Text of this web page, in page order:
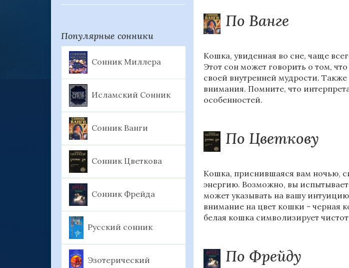
Популярные сонники
Сонник Миллера
Исламский Сонник
Сонник Ванги
Сонник Цветкова
Сонник Фрейда
Русский сонник
Эзотерический
По Ванге
Кошка, увиденная во сне, чаще
Этот сон может говорить о том,
своей внутренней мудрости.
внимания. Помните, что
особенностей.
По Цветкову
Кошка, приснившаяся вам ночью,
энергию. Возможно, вы
может указывать на вашу
внимание на цвет кошки - черная
белая кошка символизирует
По Фрейду